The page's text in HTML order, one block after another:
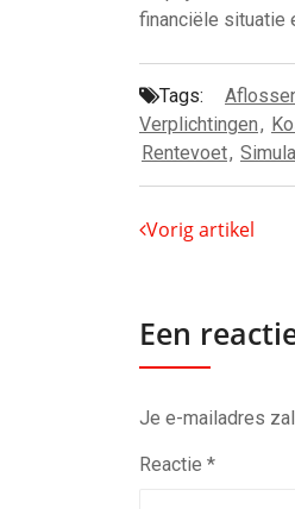
financiële situatie
Tags:
Verplichtingen,
Rentevoet,
Vorig artikel
Een
Je e-mailadres
Reactie *